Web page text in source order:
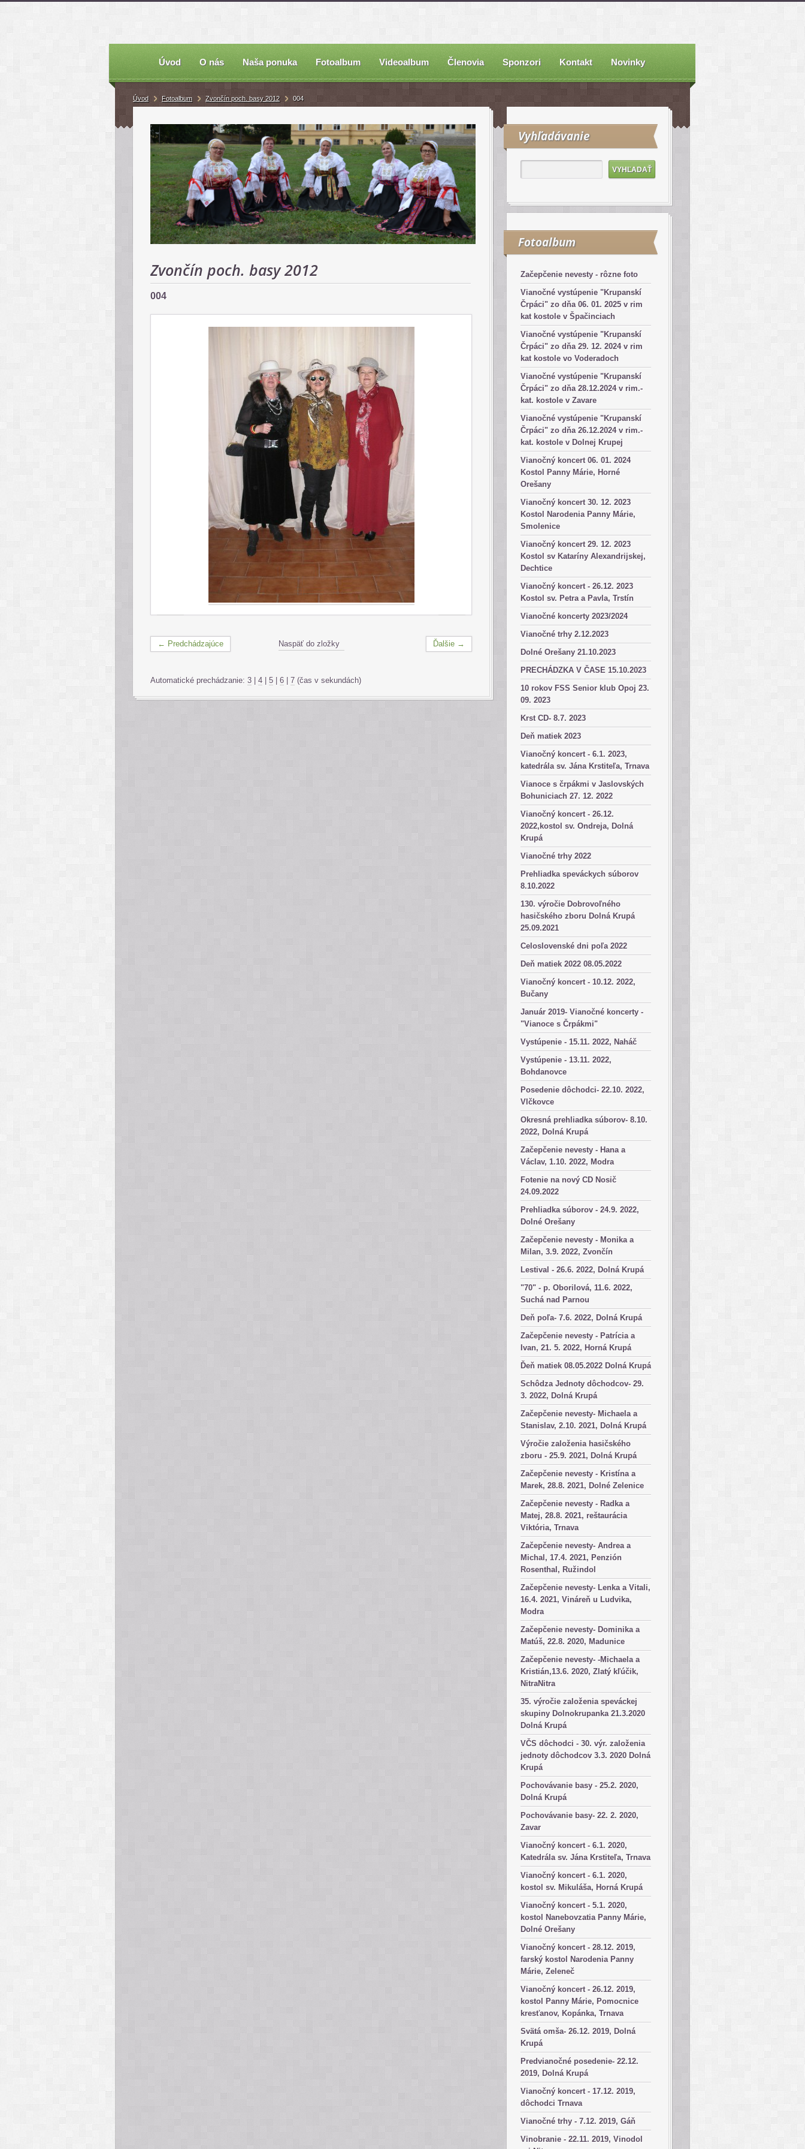
Úvod O nás Naša ponuka Fotoalbum Videoalbum Členovia Sponzori Kontakt Novinky
Vyhľadávanie
Fotoalbum
Začepčenie nevesty - rôzne foto
Vianočné vystúpenie "Krupanskí
Črpáci" zo dňa 06. 01. 2025 v rim
kat kostole v Špačinciach
Vianočné vystúpenie "Krupanskí
Črpáci" zo dňa 29. 12. 2024 v rim
kat kostole vo Voderadoch
Vianočné vystúpenie "Krupanskí
Črpáci" zo dňa 28.12.2024 v rim.-
kat. kostole v Zavare
Vianočné vystúpenie "Krupanskí
Črpáci" zo dňa 26.12.2024 v rim.-
kat. kostole v Dolnej Krupej
Vianočný koncert 06. 01. 2024
Kostol Panny Márie, Horné
Orešany
Vianočný koncert 30. 12. 2023
Kostol Narodenia Panny Márie,
Smolenice
Vianočný koncert 29. 12. 2023
Kostol sv Kataríny Alexandrijskej,
Dechtice
Vianočný koncert - 26.12. 2023
Kostol sv. Petra a Pavla, Trstín
Vianočné koncerty 2023/2024
Vianočné trhy 2.12.2023
Dolné Orešany 21.10.2023
PRECHÁDZKA V ČASE 15.10.2023
10 rokov FSS Senior klub Opoj 23.
09. 2023
Krst CD- 8.7. 2023
Deň matiek 2023
Vianočný koncert - 6.1. 2023,
katedrála sv. Jána Krstiteľa, Trnava
Vianoce s črpákmi v Jaslovských
Bohuniciach 27. 12. 2022
Vianočný koncert - 26.12.
2022,kostol sv. Ondreja, Dolná
Krupá
Vianočné trhy 2022
Prehliadka speváckych súborov
8.10.2022
130. výročie Dobrovoľného
hasičského zboru Dolná Krupá
25.09.2021
Celoslovenské dni poľa 2022
Deň matiek 2022 08.05.2022
Vianočný koncert - 10.12. 2022,
Bučany
Január 2019- Vianočné koncerty -
"Vianoce s Črpákmi"
Vystúpenie - 15.11. 2022, Naháč
Vystúpenie - 13.11. 2022,
Bohdanovce
Posedenie dôchodci- 22.10. 2022,
Vlčkovce
Okresná prehliadka súborov- 8.10.
2022, Dolná Krupá
Začepčenie nevesty - Hana a
Václav, 1.10. 2022, Modra
Fotenie na nový CD Nosič
24.09.2022
Prehliadka súborov - 24.9. 2022,
Dolné Orešany
Začepčenie nevesty - Monika a
Milan, 3.9. 2022, Zvončín
Lestival - 26.6. 2022, Dolná Krupá
"70" - p. Oborilová, 11.6. 2022,
Suchá nad Parnou
Deň poľa- 7.6. 2022, Dolná Krupá
Začepčenie nevesty - Patrícia a
Ivan, 21. 5. 2022, Horná Krupá
Ďeň matiek 08.05.2022 Dolná Krupá
Schôdza Jednoty dôchodcov- 29.
3. 2022, Dolná Krupá
Začepčenie nevesty- Michaela a
Stanislav, 2.10. 2021, Dolná Krupá
Výročie založenia hasičského
zboru - 25.9. 2021, Dolná Krupá
Začepčenie nevesty - Kristína a
Marek, 28.8. 2021, Dolné Zelenice
Začepčenie nevesty - Radka a
Matej, 28.8. 2021, reštaurácia
Viktória, Trnava
Začepčenie nevesty- Andrea a
Michal, 17.4. 2021, Penzión
Rosenthal, Ružindol
Začepčenie nevesty- Lenka a Vitali,
16.4. 2021, Vináreň u Ludvika,
Modra
Začepčenie nevesty- Dominika a
Matúš, 22.8. 2020, Madunice
Začepčenie nevesty- -Michaela a
Kristián,13.6. 2020, Zlatý kľúčik,
NitraNitra
35. výročie založenia speváckej
skupiny Dolnokrupanka 21.3.2020
Dolná Krupá
VČS dôchodci - 30. výr. založenia
jednoty dôchodcov 3.3. 2020 Dolná
Krupá
Pochovávanie basy - 25.2. 2020,
Dolná Krupá
Pochovávanie basy- 22. 2. 2020,
Zavar
Vianočný koncert - 6.1. 2020,
Katedrála sv. Jána Krstiteľa, Trnava
Vianočný koncert - 6.1. 2020,
kostol sv. Mikuláša, Horná Krupá
Vianočný koncert - 5.1. 2020,
kostol Nanebovzatia Panny Márie,
Dolné Orešany
Vianočný koncert - 28.12. 2019,
farský kostol Narodenia Panny
Márie, Zeleneč
Vianočný koncert - 26.12. 2019,
kostol Panny Márie, Pomocnice
kresťanov, Kopánka, Trnava
Svätá omša- 26.12. 2019, Dolná
Krupá
Predvianočné posedenie- 22.12.
2019, Dolná Krupá
Vianočný koncert - 17.12. 2019,
dôchodci Trnava
Vianočné trhy - 7.12. 2019, Gáň
Vinobranie - 22.11. 2019, Vinodol
Úvod Fotoalbum Zvončín poch. basy 2012 004
Zvončín poch. basy 2012
004
← Predchádzajúce Ďalšie →
Naspäť do zložky
Automatické prechádzanie: 3 4 5 6 7 (čas v sekundách)